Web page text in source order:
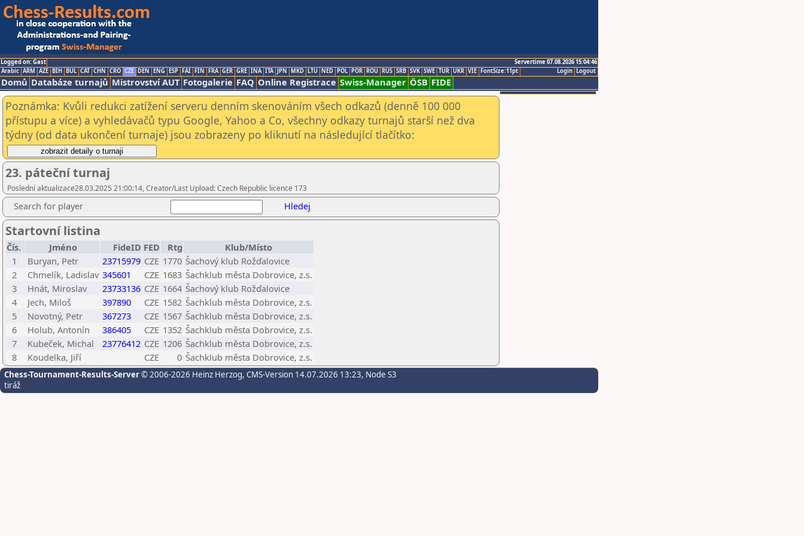
Logged on: Gast
Servertime 07.08.2026 15:04:46
Logout
Login
Arabic ARM AZE BIH BUL CAT CHN CRO CZE DEN ENG ESP FAI FIN FRA GER GRE INA ITA JPN MKD LTU NED POL POR ROU RUS SRB SVK SWE TUR UKR VIE FontSize:11pt
Domů Databáze turnajů Mistrovství AUT Fotogalerie FAQ Online Registrace Swiss-Manager ÖSB FIDE
Poznámka: Kvůli redukci zatížení serveru denním skenováním všech odkazů (denně 100 000
přístupu a více) a vyhledávačů typu Google, Yahoo a Co, všechny odkazy turnajů starší než dva
týdny (od data ukončení turnaje) jsou zobrazeny po kliknutí na následující tlačítko:
23. páteční turnaj
Poslední aktualizace28.03.2025 21:00:14, Creator/Last Upload: Czech Republic licence 173
Search for player Hledej
Startovní listina
Čís. Jméno FideID FED Rtg
Klub/Místo
1
Buryan, Petr 23715979 CZE 1770 Šachový klub Rožďalovice
2
Chmelík, Ladislav 345601 CZE 1683 Šachklub města Dobrovice, z.s.
3
Hnát, Miroslav 23733136 CZE 1664 Šachový klub Rožďalovice
4
Jech, Miloš 397890 CZE 1582 Šachklub města Dobrovice, z.s.
5
Novotný, Petr 367273 CZE 1567 Šachklub města Dobrovice, z.s.
6
Holub, Antonín 386405 CZE 1352 Šachklub města Dobrovice, z.s.
7
Kubeček, Michal 23776412 CZE 1206 Šachklub města Dobrovice, z.s.
8
Koudelka, Jiří CZE 0 Šachklub města Dobrovice, z.s.
Chess-Tournament-Results-Server© 2006-2026 Heinz Herzog, CMS-Version 14.07.2026 13:23, Node S3
tiráž